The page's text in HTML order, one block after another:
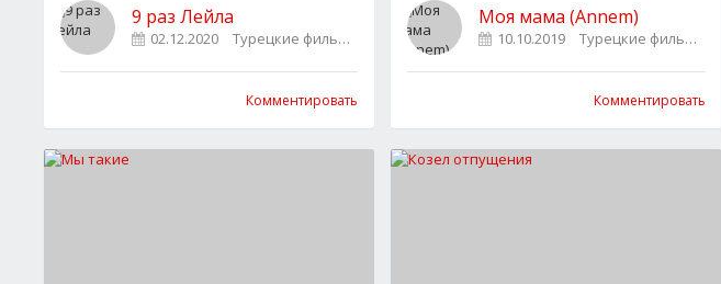
9 раз Лейла
02.12.2020 Турецкие фильмы
Комментировать
Моя мама (Annem)
10.10.2019 Турецкие фильмы
Комментировать